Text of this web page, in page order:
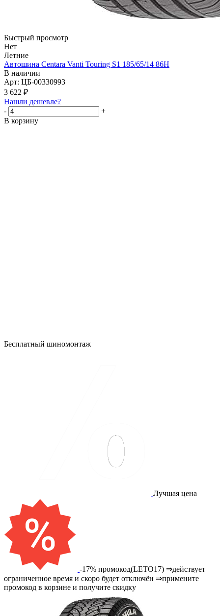
Быстрый просмотр
Нет
Летние
Автошина Centara Vanti Touring S1 185/65/14 86H
В наличии
Арт: ЦБ-00330993
3 622 ₽
Нашли дешевле?
-
+
В корзину
Бесплатный шиномонтаж
Лучшая цена
-17% промокод(LETO17) ⇒действует
ограниченное время и скоро будет отключён ⇒примените
промокод в корзине и получите скидку